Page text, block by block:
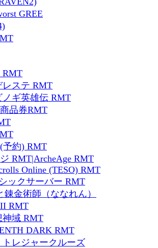
GREE
RMT
レステ RMT
ギ英雄伝 RMT
品券RMT
予約) RMT
RMT|ArcheAge RMT
Online (TESO) RMT
ックサーバー RMT
錬金術師（ななれん）
RMT
神域 RMT
DARK RMT
トレジャークルーズ